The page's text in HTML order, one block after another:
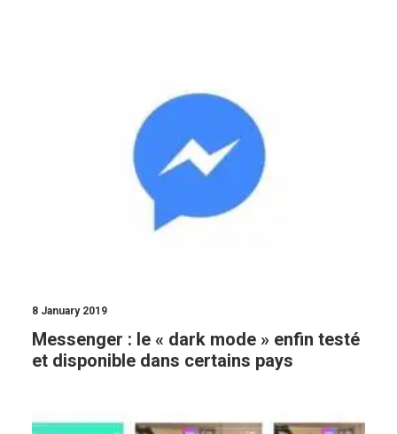
8 January 2019
Messenger : le « dark mode » enfin testé
et disponible dans certains pays